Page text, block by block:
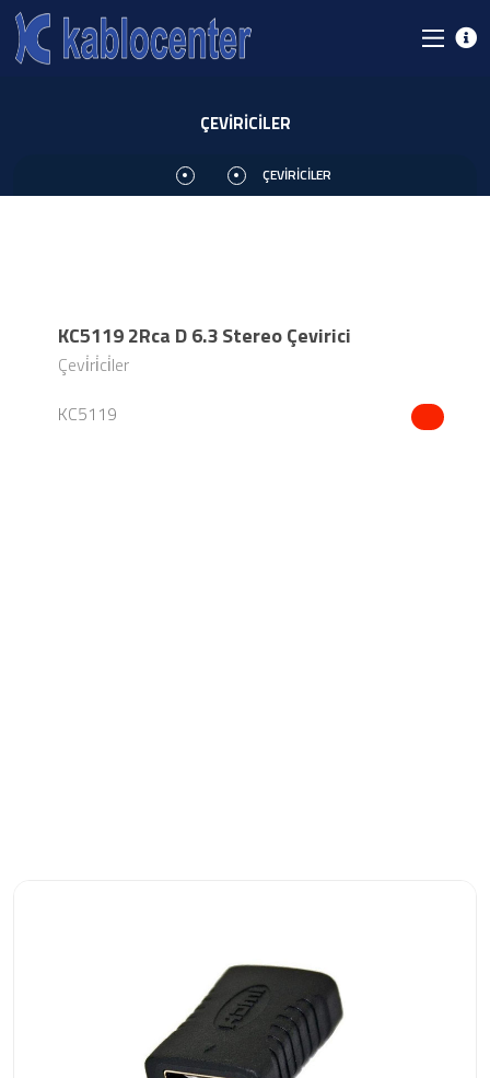
ÇEVİRİCİLER
ÇEVİRİCİLER
KC5119 2Rca D 6.3 Stereo Çevirici
Çevi̇ri̇ci̇ler
KC5119